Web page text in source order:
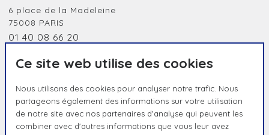
Ce site web utilise des cookies
Nous utilisons des cookies pour analyser notre trafic. Nous
partageons également des informations sur votre utilisation
de notre site avec nos partenaires d'analyse qui peuvent les
combiner avec d'autres informations que vous leur avez
6 place de la Madeleine
75008 PARIS
01 40 08 66 20